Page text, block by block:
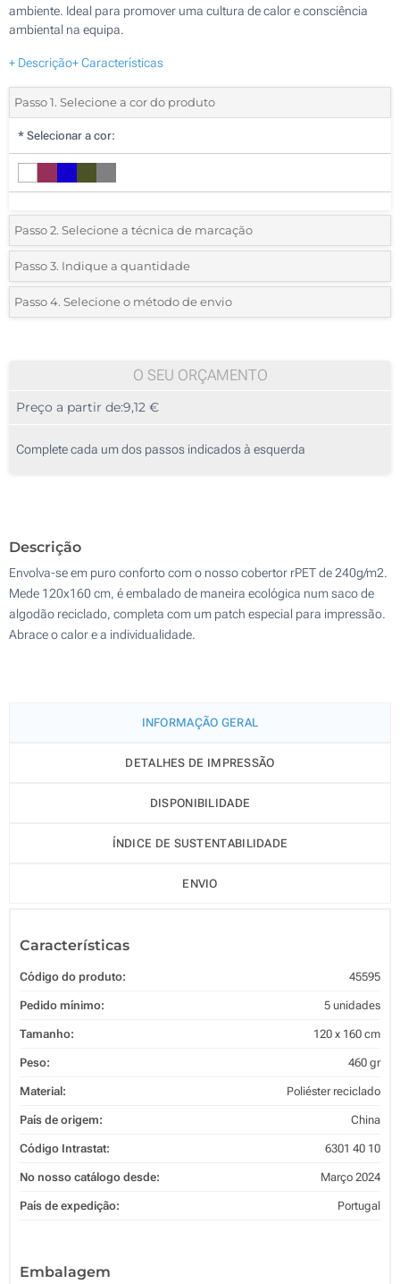
ambiente. Ideal para promover uma cultura de calor e consciência
ambiental na equipa.
+ Descrição+ Características
Passo 1. Selecione a cor do produto
* Selecionar a cor:
Passo 2. Selecione a técnica de marcação
*Selecione o tipo de marcação e as cores do logotipo:
1 Cor (No bolso)
Sem impressão
Passo 3. Indique a quantidade
*Quantidade mínima:5
10
25
Outra :
Passo 4. Selecione o método de envio
O SEU ORÇAMENTO
Preço a partir de:9,12 €
Complete cada um dos passos indicados à esquerda
Descrição
Envolva-se em puro conforto com o nosso cobertor rPET de 240g/m2.
Mede 120x160 cm, é embalado de maneira ecológica num saco de
algodão reciclado, completa com um patch especial para impressão.
Abrace o calor e a individualidade.
INFORMAÇÃO GERAL
DETALHES DE IMPRESSÃO
DISPONIBILIDADE
ÍNDICE DE SUSTENTABILIDADE
ENVIO
Características
Código do produto: 45595
Pedido mínimo: 5 unidades
Tamanho: 120 x 160 cm
Peso: 460 gr
Material: Poliéster reciclado
País de origem: China
Código Intrastat: 6301 40 10
No nosso catálogo desde: Março 2024
País de expedição: Portugal
Embalagem